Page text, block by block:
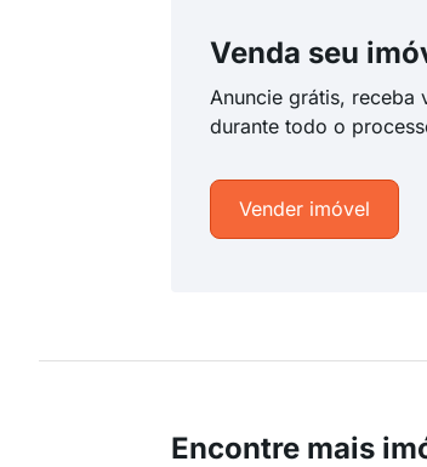
Venda seu
Anuncie grátis, receba
durante todo o
Vender imóvel
Encontre mais